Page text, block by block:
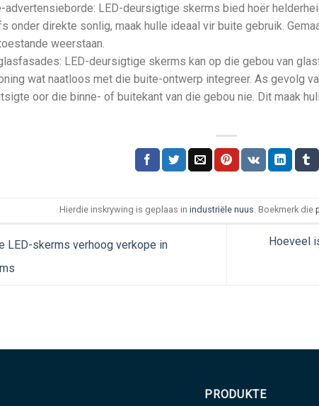
advertensieborde: LED-deursigtige skerms bied hoër
onder direkte sonlig, maak hulle ideaal vir buite gebruik.
weerstaan.
LED-deursigtige skerms kan op die gebou van
wat naatloos met die buite-ontwerp integreer. As gevolg
oor die binne- of buitekant van die gebou nie. Dit maak
Hierdie inskrywing is geplaas in industriële nuus. Boekmerk die
LED-skerms verhoog verkope in
Hoeveel
PRODUKTE